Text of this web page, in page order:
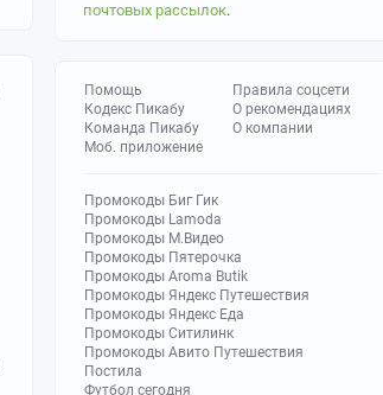
почтовых рассылок.
Помощь
Кодекс Пикабу
Команда Пикабу
Моб. приложение
Правила соцсети
О рекомендациях
О компании
Промокоды Биг Гик
Промокоды Lamoda
Промокоды М.Видео
Промокоды Пятерочка
Промокоды Aroma Butik
Промокоды Яндекс Путешествия
Промокоды Яндекс Еда
Промокоды Ситилинк
Промокоды Авито Путешествия
Постила
Футбол сегодня